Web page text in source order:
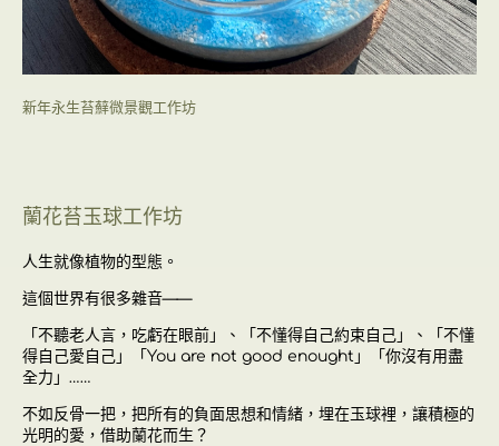
新年永生苔蘚微景觀工作坊
蘭花苔玉球工作坊
人生就像植物的型態。
這個世界有很多雜音——
「不聽老人言，吃虧在眼前」、「不懂得自己約束自己」、「不懂
得自己愛自己」「You are not good enought」「你沒有用盡
全力」……
不如反骨一把，把所有的負面思想和情緒，埋在玉球裡，讓積極的
光明的愛，借助蘭花而生？